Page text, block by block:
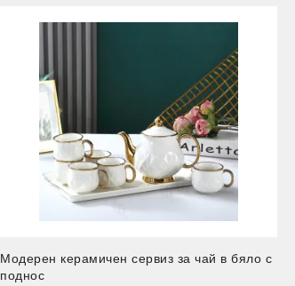
Модерен керамичен сервиз за чай в бяло с
поднос